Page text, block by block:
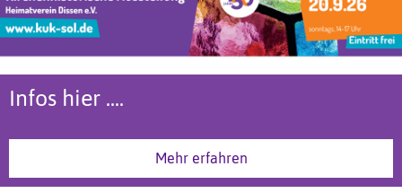
750 Jahre St. Mauritius - Feiern Sie mit!
Mehr erfahren
Infos hier ....
Mehr erfahren